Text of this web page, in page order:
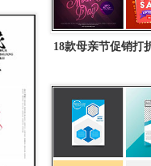
18款母亲节促销打